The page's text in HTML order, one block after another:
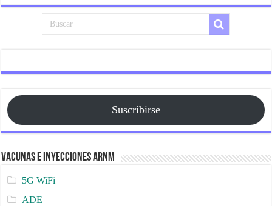
Suscribirse
Vacunas e Inyecciones ARNm
5G WiFi
ADE